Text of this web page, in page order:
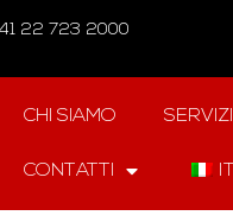
22 723 2000
CHI SIAMO SERVIZI
CONTATTI IT